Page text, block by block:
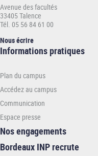
Avenue des facultés
33405 Talence
Tél. 05 56 84 61 00
Nous écrire
Informations
INP
Informations pratiques
Plan du campus
Accédez au campus
Communication
Espace presse
Nos engagements
Bordeaux INP recrute